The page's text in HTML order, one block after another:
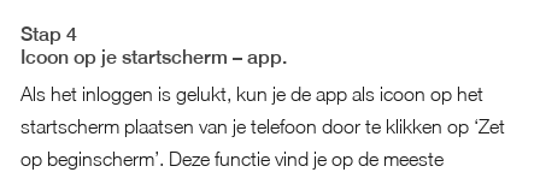
Stap 4
Icoon op je startscherm – app.
Als het inloggen is gelukt, kun je de app als icoon op het
startscherm plaatsen van je telefoon door te klikken op ‘Zet
op beginscherm’. Deze functie vind je op de meeste